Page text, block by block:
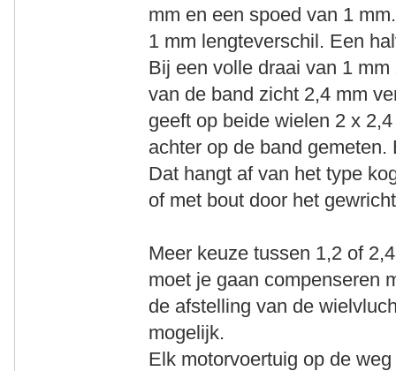
mm en een spoed van 1
1 mm lengteverschil. Een
Bij een volle draai van 1
van de band zicht 2,4 mm
geeft op beide wielen 2 x
achter op de band
Dat hangt af van het type
of met bout door het
Meer keuze tussen 1,2 of
moet je gaan compenseren
de afstelling van de
mogelijk.
Elk motorvoertuig op de